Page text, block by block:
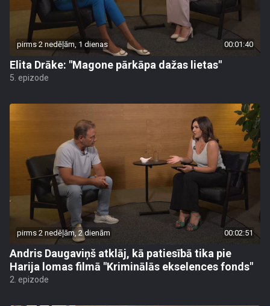
pirms 2 nedēļām, 1 dienas 00:01:40
Elita Drāke: "Magone pārkāpa dažas lietas"
5. epizode
pirms 2 nedēļām, 2 dienām 00:02:51
Andris Daugaviņš atklāj, kā patiesībā tika pie
Harija lomas filmā "Kriminālās ekselences fonds"
2. epizode